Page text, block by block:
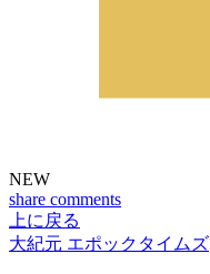
NEW
share comments
上に戻る
大紀元 エポックタイムズ